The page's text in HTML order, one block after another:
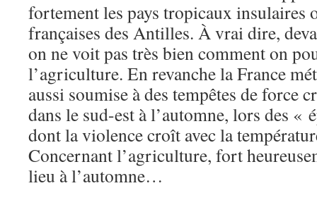
fortement les pays tropicaux insulaires
françaises des Antilles. À vrai dire,
on ne voit pas très bien comment on
l’agriculture. En revanche la France
aussi soumise à des tempêtes de force
dans le sud-est à l’automne, lors des «
dont la violence croît avec la
Concernant l’agriculture, fort
lieu à l’automne…